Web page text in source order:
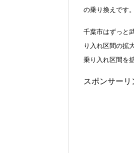
の乗り換えです
千葉市はずっと
り入れ区間の拡
乗り入れ区間を
スポンサーリ